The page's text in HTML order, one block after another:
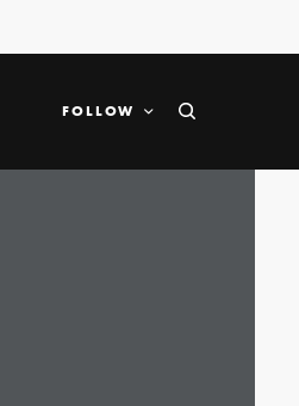
FOLLOW